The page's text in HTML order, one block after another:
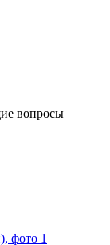
вопросы